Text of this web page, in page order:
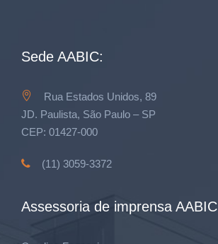
Sede AABIC:
Rua Estados Unidos, 89
JD. Paulista, São Paulo – SP
CEP: 01427-000
(11) 3059-3372
Assessoria de imprensa AABIC